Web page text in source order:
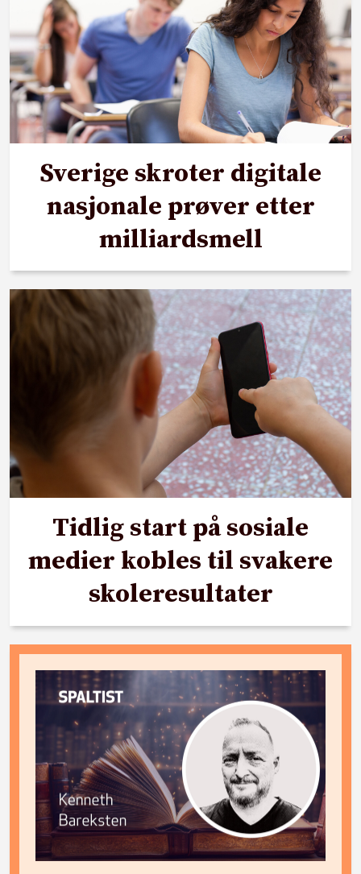
Sverige skroter digitale
nasjonale prøver etter
milliardsmell
Tidlig start på sosiale
medier kobles til svakere
skoleresultater